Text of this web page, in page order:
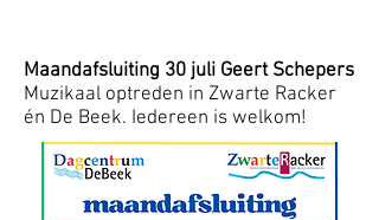
Maandafsluiting 30 juli Geert Schepers
Muzikaal optreden in Zwarte Racker
én De Beek. Iedereen is welkom!